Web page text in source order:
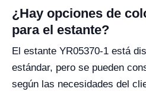
¿Hay opciones de
para el estante?
El estante YR05370-1 está
estándar, pero se pueden
según las necesidades del